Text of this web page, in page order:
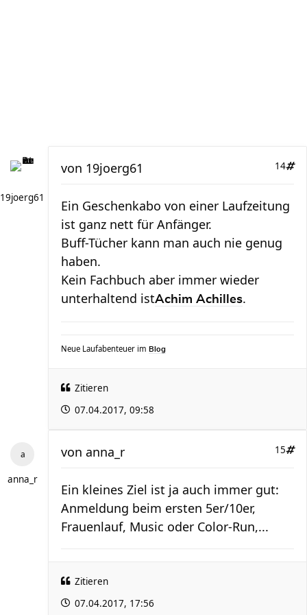
19joerg61
14
von 19joerg61
Ein Geschenkabo von einer Laufzeitung
ist ganz nett für Anfänger.
Buff-Tücher kann man auch nie genug
haben.
Kein Fachbuch aber immer wieder
unterhaltend istAchim Achilles.
Neue Laufabenteuer im Blog
Zitieren
07.04.2017, 09:58
anna_r
15
von anna_r
Ein kleines Ziel ist ja auch immer gut:
Anmeldung beim ersten 5er/10er,
Frauenlauf, Music oder Color-Run,...
Zitieren
07.04.2017, 17:56